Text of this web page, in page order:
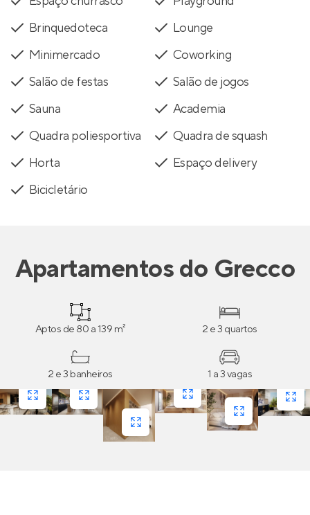
Brinquedoteca
Lounge
Minimercado
Coworking
Salão de festas
Salão de jogos
Sauna
Academia
Quadra poliesportiva
Quadra de squash
Horta
Espaço delivery
Bicicletário
Apartamentosdo Grecco
Aptos de 80 a 139 m² 2 e 3 quartos
2 e 3 banheiros 1 a 3 vagas